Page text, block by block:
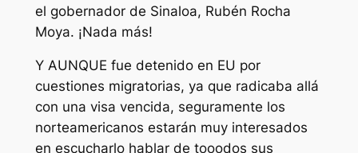
el gobernador de Sinaloa, Rubén Rocha
Moya. ¡Nada más!
Y AUNQUE fue detenido en EU por
cuestiones migratorias, ya que radicaba allá
con una visa vencida, seguramente los
norteamericanos estarán muy interesados
en escucharlo hablar de tooodos sus